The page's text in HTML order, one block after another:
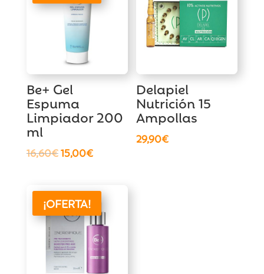
Be+ Gel
Espuma
Limpiador 200
ml
16,60€El
era:
16,60€.
15,00€El
es:
15,00€.
Delapiel
Nutrición 15
Ampollas
29,90€
¡OFERTA!